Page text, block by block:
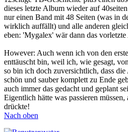
dieses letzte Album wieder auf
nur einen Band mit 48 Seiten (was in
wirklich auffällt) und alle anderen
eben: 'Mygalex' wär dann das
However: Auch wenn ich von den
enttäuscht bin, weil ich, wie gesagt,
so bin ich doch zuversichtlich, dass
schön und sauber komplett zu Ende
auch immer das gedacht und geplant
Eigentlich hätte was passieren
drückte!
Nach oben